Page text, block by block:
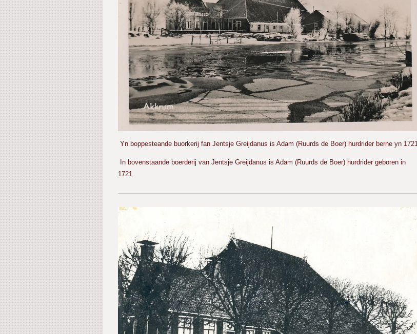
Yn boppesteande buorkerij fan Jentsje Greijdanus is Adam (Ruurds de Boer) hurdrider berne yn 1721.
In bovenstaande boerderij van Jentsje Greijdanus is Adam (Ruurds de Boer) hurdrider geboren in
1721.